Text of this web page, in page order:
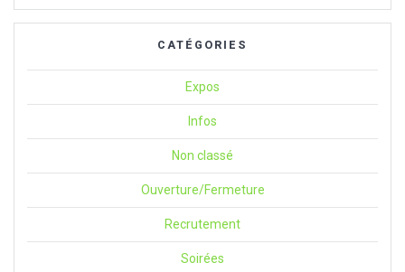
CATÉGORIES
Expos
Infos
Non classé
Ouverture/Fermeture
Recrutement
Soirées